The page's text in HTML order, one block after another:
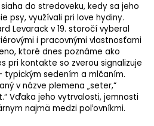
do stredoveku, kedy sa jeho
psy, využívali pri love hydiny.
Levarack v 19. storočí vyberal
i pracovnými vlastnosťami
, ktoré dnes poznáme ako
pri kontakte so zverou signalizuje
typickým sedením a mlčaním.
v názve plemena „seter,“
Vďaka jeho vytrvalosti, jemnosti
najmä medzi poľovníkmi.